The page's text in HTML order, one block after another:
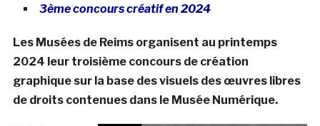
3ème concours créatif en 2024
Les Musées de Reims organisent au printemps
2024 leur troisième concours de création
graphique sur la base des visuels des œuvres libres
de droits contenues dans le Musée Numérique.